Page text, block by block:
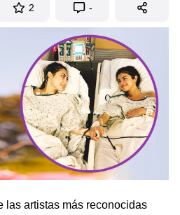
2 -
las artistas más reconocidas